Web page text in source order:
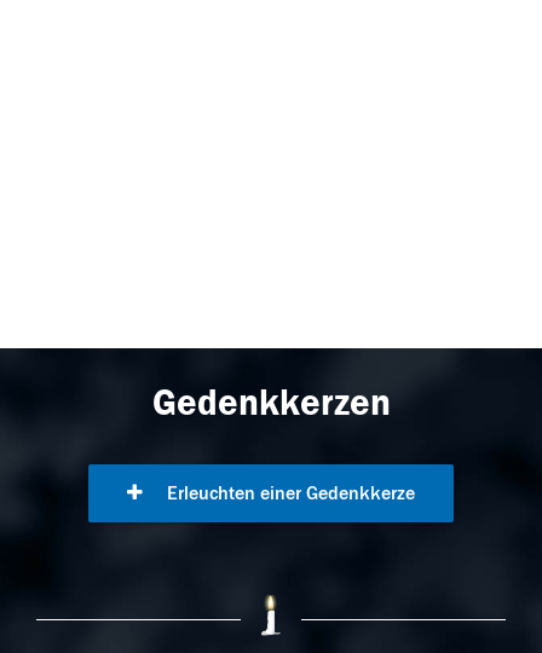
Gedenkkerzen
Erleuchten einer Gedenkkerze